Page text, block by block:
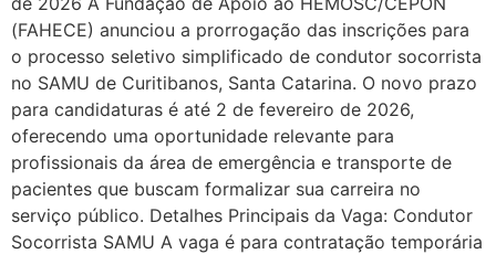
(FAHECE) anunciou a prorrogação das inscrições para
o processo seletivo simplificado de condutor socorrista
no SAMU de Curitibanos, Santa Catarina. O novo prazo
para candidaturas é até 2 de fevereiro de 2026,
oferecendo uma oportunidade relevante para
profissionais da área de emergência e transporte de
pacientes que buscam formalizar sua carreira no
serviço público. Detalhes Principais da Vaga: Condutor
Socorrista SAMU A vaga é para contratação temporária